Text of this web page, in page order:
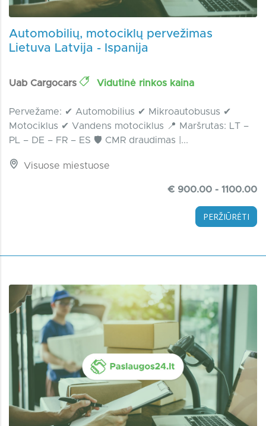
Automobilių, motociklų pervežimas
Lietuva Latvija - Ispanija
Uab Cargocars Vidutinė rinkos kaina
Pervežame: ✔ Automobilius ✔ Mikroautobusus ✔
Motociklus ✔ Vandens motociklus 📍 Maršrutas: LT –
PL – DE – FR – ES 🛡 CMR draudimas |...
Visuose miestuose
€ 900.00 - 1100.00
PERŽIŪRĖTI